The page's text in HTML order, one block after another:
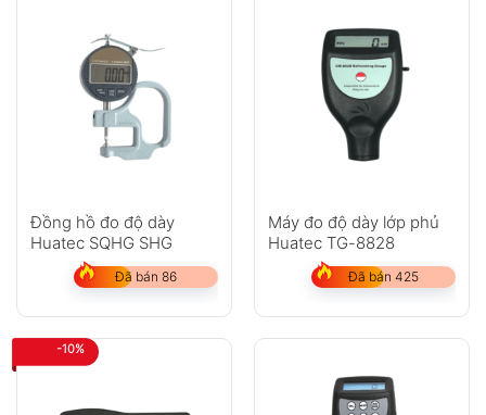
Đồng hồ đo độ dày
Huatec SQHG SHG
Đã bán 86
Máy đo độ dày lớp phủ
Huatec TG-8828
Đã bán 425
-10%